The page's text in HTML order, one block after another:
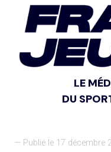
LE
DU
— Publié le 17 décembre